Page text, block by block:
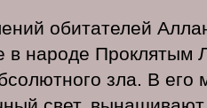
обитателей
в народе Проклятым
зла. В